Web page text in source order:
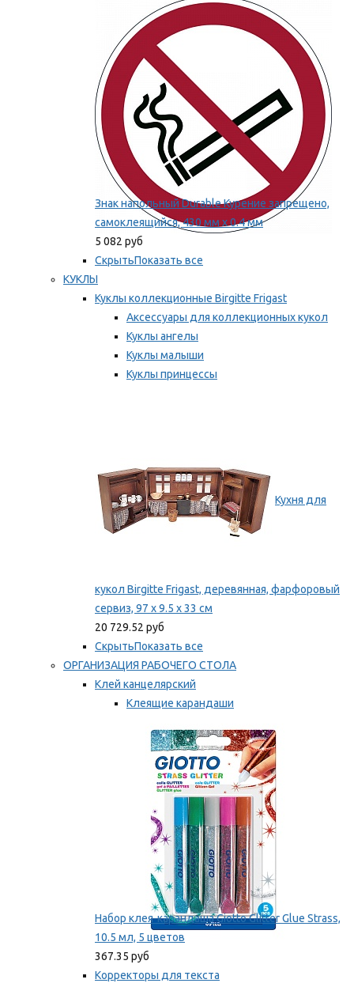
Напольная маркировка
Мы рекомендуем
Знак напольный Durable Курение запрещено,
самоклеящийся, 430 мм х 0.4 мм
5 082 руб
СкрытьПоказать все
КУКЛЫ
Куклы коллекционные Birgitte Frigast
Аксессуары для коллекционных кукол
Куклы ангелы
Куклы малыши
Куклы принцессы
Кухня для
кукол Birgitte Frigast, деревянная, фарфоровый
сервиз, 97 x 9.5 x 33 см
20 729.52 руб
СкрытьПоказать все
ОРГАНИЗАЦИЯ РАБОЧЕГО СТОЛА
Клей канцелярский
Клеящие карандаши
Мы рекомендуем
Набор клея-карандаша Giotto Glitter Glue Strass,
10.5 мл, 5 цветов
367.35 руб
Корректоры для текста